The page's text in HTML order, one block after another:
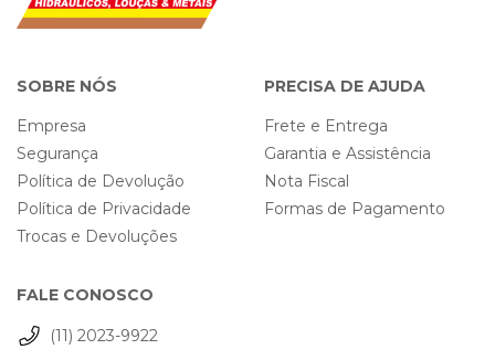
SOBRE NÓS
Empresa
Segurança
Política de Devolução
Política de Privacidade
Trocas e Devoluções
PRECISA DE AJUDA
Frete e Entrega
Garantia e Assistência
Nota Fiscal
Formas de Pagamento
FALE CONOSCO
(11) 2023-9922